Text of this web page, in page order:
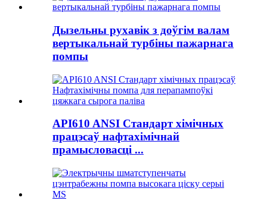
Дызельны рухавік з доўгім валам
вертыкальнай турбіны пажарнага
помпы
API610 ANSI Стандарт хімічных
працэсаў нафтахімічнай
прамысловасці ...